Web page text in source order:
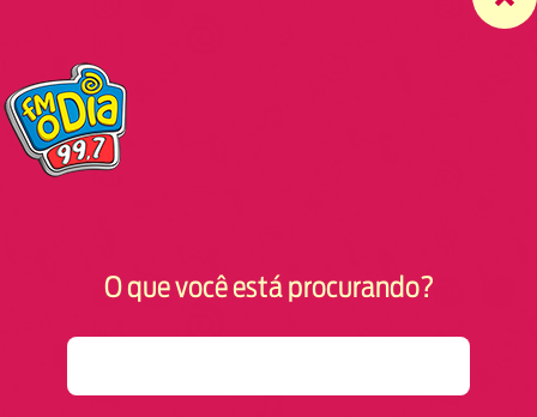
O que você está procurando?